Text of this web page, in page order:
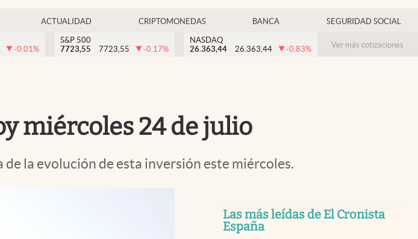
USA
Colombia
ACTUALIDAD CRIPTOMONEDAS BANCA SEGURIDAD SOCIAL
-0.01%
S&P 500
7723,55
7723,55 -0.17%
NASDAQ
26.363,44
26.363,44 -0.83% Ver más cotizaciones
miércoles 24 de julio
la evolución de esta inversión este miércoles.
Las más leídas de El Cronista
España